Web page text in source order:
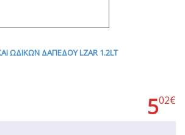
ΩΔΙΚΩΝ ΔΑΠΕΔΟΥ LZAR 1.2LT
502€